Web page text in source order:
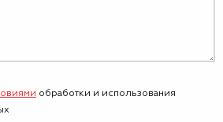
обработки и использования